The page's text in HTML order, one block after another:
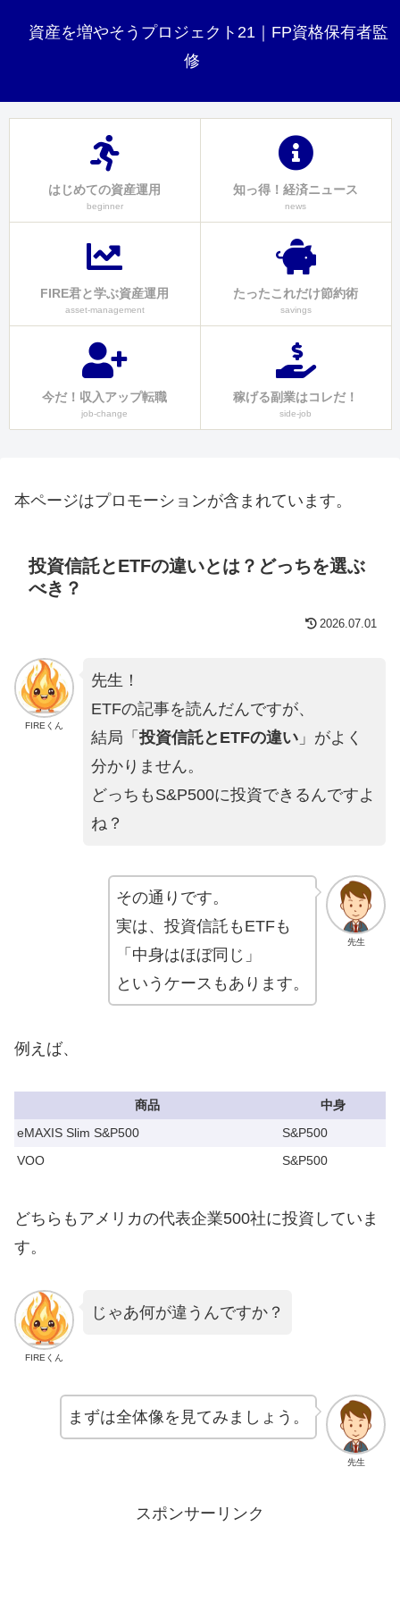
資産を増やそうプロジェクト21｜FP資格保有者監
修
はじめての資産運用
beginner
知っ得！経済ニュース
news
FIRE君と学ぶ資産運用
asset-management
たったこれだけ節約術
savings
今だ！収入アップ転職
job-change
稼げる副業はコレだ！
side-job
本ページはプロモーションが含まれています。
投資信託とETFの違いとは？どっちを選ぶ
べき？
2026.07.01
FIREくん
先生！
ETFの記事を読んだんですが、
結局「 投資信託とETFの違い」がよく
分かりません。
どっちもS&P500に投資できるんですよ
ね？
先生
その通りです。
実は、投資信託もETFも
「中身はほぼ同じ」
というケースもあります。
例えば、
商品
中身
eMAXIS Slim S&P500
S&P500
VOO
S&P500
どちらもアメリカの代表企業500社に投資していま
す。
FIREくん
じゃあ何が違うんですか？
先生
まずは全体像を見てみましょう。
スポンサーリンク